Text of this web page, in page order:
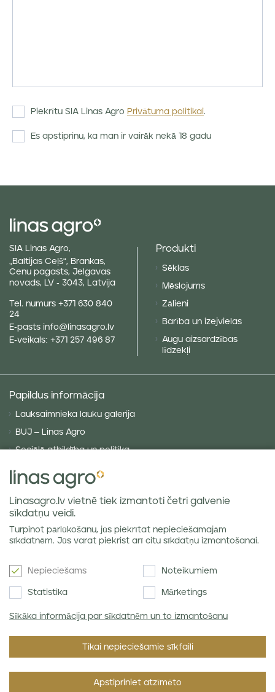
Piekrītu SIA Linas Agro Privātuma politikai.
Es apstiprinu, ka man ir vairāk nekā 18 gadu
SIA Linas Agro,
„Baltijas Ceļš“, Brankas,
Cenu pagasts, Jelgavas
novads, LV - 3043, Latvija
Tel. numurs +371 630 840
24
E-pasts info@linasagro.lv
E-veikals: +371 257 496 87
Produkti
Sēklas
Mēslojums
Zālieni
Barība un izejvielas
Augu aizsardzības
līdzekļi
Papildus informācija
Lauksaimnieka lauku galerija
BUJ – Linas Agro
Sociālā atbildība un politika
Sīkdatņu politika
VISPĀRĪGIE NOTEIKUMI
Labības tirgus atsauksmes
Jaunumi e-pastā
Linasagro.lv vietnē tiek izmantoti četri galvenie
sīkdatņu veidi.
Turpinot pārlūkošanu, jūs piekrītat nepieciešamajām
sīkdatnēm. Jūs varat piekrist arī citu sīkdatņu izmantošanai.
Nepieciešams Noteikumiem
Statistika Mārketings
Sīkāka informācija par sīkdatnēm un to izmantošanu
Tikai nepieciešamie sīkfaili
Apstipriniet atzīmēto